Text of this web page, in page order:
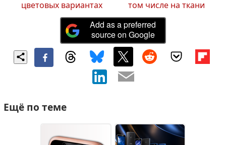
цветовых вариантах
том числе на ткани
Add as a preferred
source on Google
Ещё по теме